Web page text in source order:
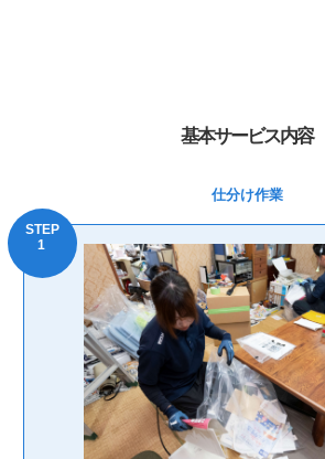
基本サービス内容
仕分け作業